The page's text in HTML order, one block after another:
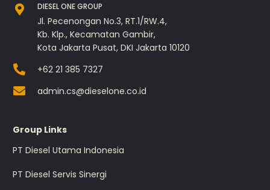
DIESEL ONE GROUP
Jl. Pecenongan No.3, RT.1/RW.4,
Kb. Klp., Kecamatan Gambir,
Kota Jakarta Pusat, DKI Jakarta 10120
+62 21 385 7327
admin.cs@dieselone.co.id
Group Links
PT Diesel Utama Indonesia
PT Diesel Servis Sinergi